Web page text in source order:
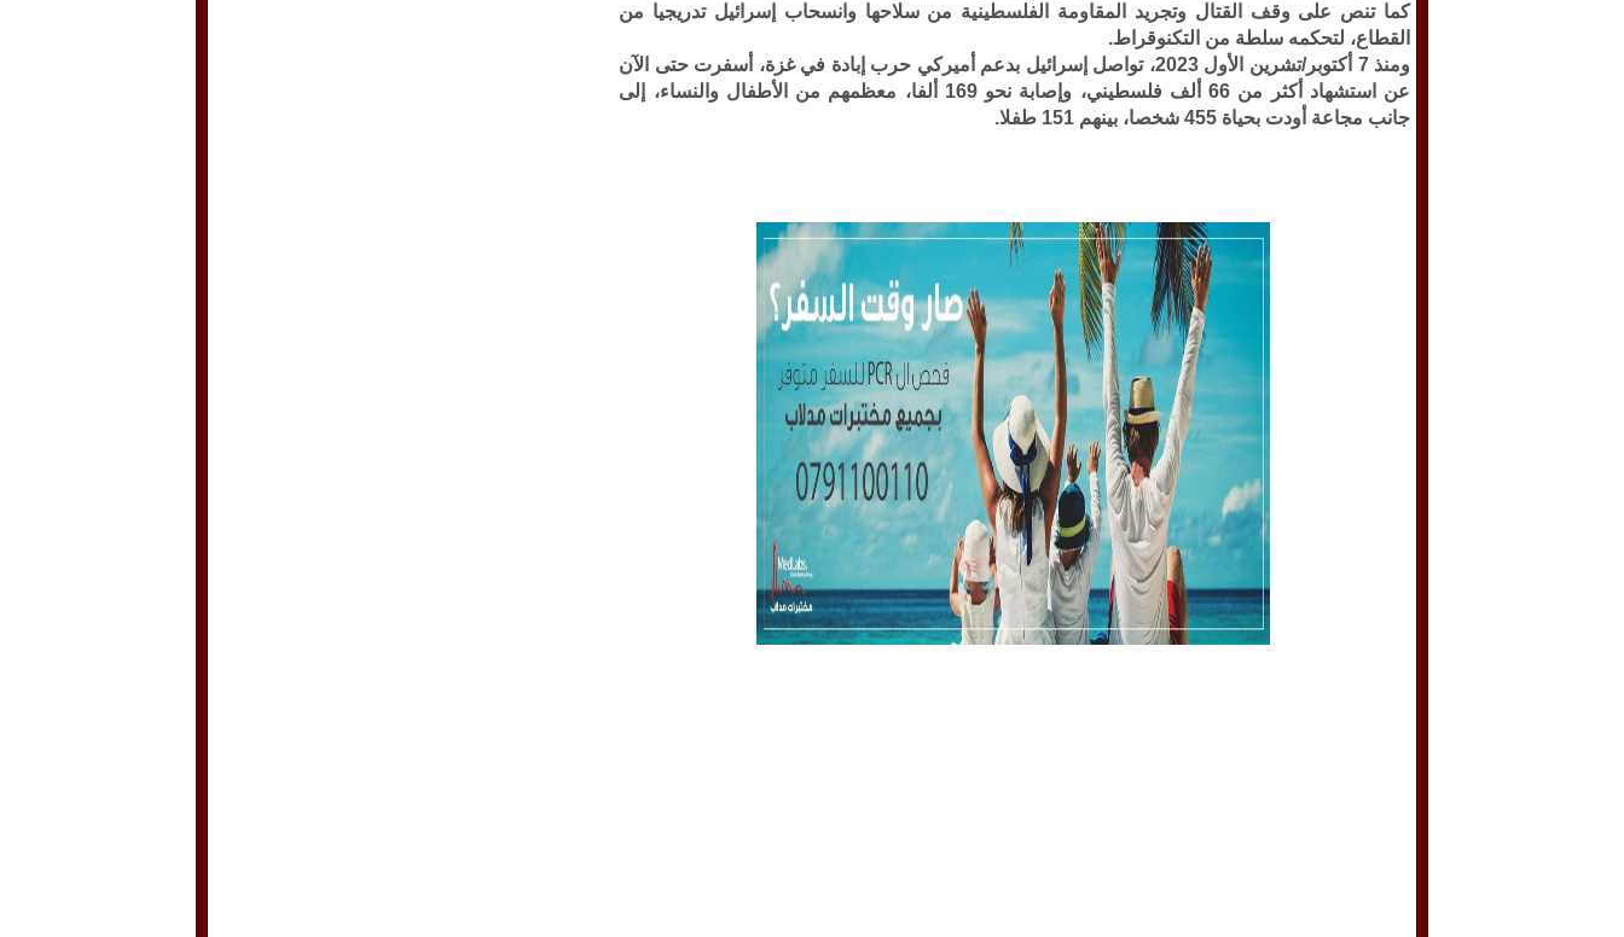
كما تنص على وقف القتال وتجريد المقاومة الفلسطينية من سلاحها وانسحاب إسرائيل تدريجيا من
القطاع، لتحكمه سلطة من التكنوقراط.
ومنذ 7 أكتوبر/تشرين الأول 2023، تواصل إسرائيل بدعم أميركي حرب إبادة في غزة، أسفرت حتى الآن
عن استشهاد أكثر من 66 ألف فلسطيني، وإصابة نحو 169 ألفا، معظمهم من الأطفال والنساء، إلى
جانب مجاعة أودت بحياة 455 شخصا، بينهم 151 طفلا.